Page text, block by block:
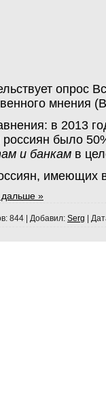
опрос
мнения
в 2013
было
и банкам в
имеющих
дальше »
844 Добавил: Serg